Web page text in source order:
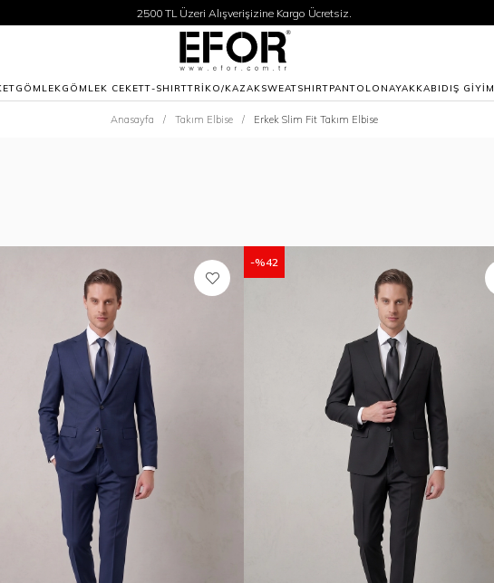
2500 TL Üzeri Alışverişizine Kargo Ücretsiz.
Siparişleriniz 1-3 iş günü içerisinde kargoya verilecektir.
2500 TL Üzeri Alışverişizine Kargo Ücretsiz.
Siparişleriniz 1-3 iş günü içerisinde kargoya verilecektir.
GÖMLEKGÖMLEK CEKETT-SHIRTTRİKO/KAZAKSWEATSHIRTPANTOLONAYAKKABI DIŞ GİYİM
Anasayfa Takım Elbise Erkek Slim Fit Takım Elbise
%42